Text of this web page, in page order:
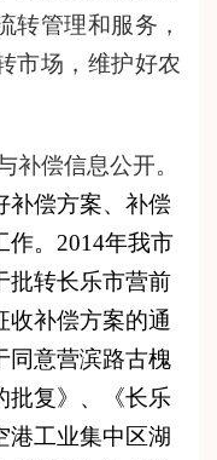
转管理和服务，
市场，维护好农
补偿信息公开。
补偿方案、补偿
。 2014年我市
批转长乐市营前
收补偿方案的通
同意营滨路古槐
批复》、《长乐
港工业集中区湖